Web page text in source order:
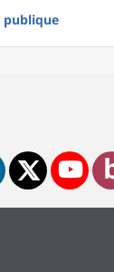
publique